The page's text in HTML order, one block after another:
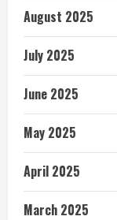
August 2025
July 2025
June 2025
May 2025
April 2025
March 2025